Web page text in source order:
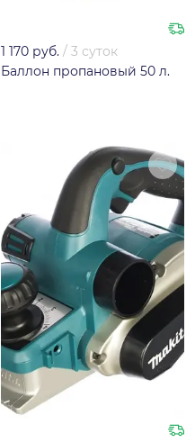
1 170 руб. / 3 суток
Баллон пропановый 50 л.